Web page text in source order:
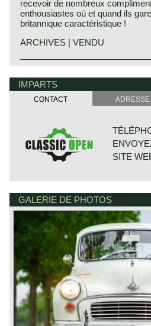
recevoir de nombreux
enthousiastes où et quand ils
britannique caractéristique !
ARCHIVES | VENDU
IMPARTS
CONTACT ADRESSE
SITE
6718 XN
PAYS-BAS
GALERIE DE PHOTOS